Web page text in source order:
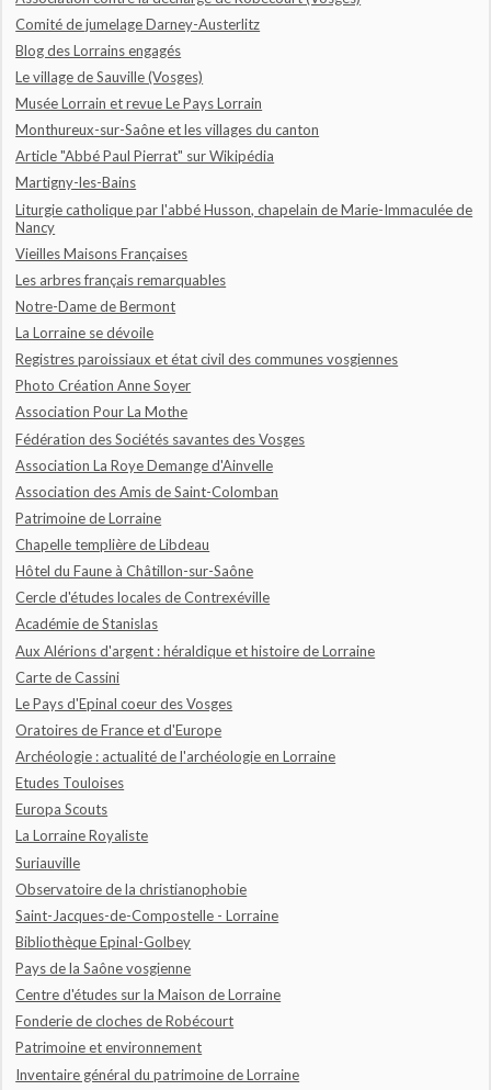
Comité de jumelage Darney-Austerlitz
Blog des Lorrains engagés
Le village de Sauville (Vosges)
Musée Lorrain et revue Le Pays Lorrain
Monthureux-sur-Saône et les villages du canton
Article "Abbé Paul Pierrat" sur Wikipédia
Martigny-les-Bains
Liturgie catholique par l'abbé Husson, chapelain de Marie-Immaculée de
Nancy
Vieilles Maisons Françaises
Les arbres français remarquables
Notre-Dame de Bermont
La Lorraine se dévoile
Registres paroissiaux et état civil des communes vosgiennes
Photo Création Anne Soyer
Association Pour La Mothe
Fédération des Sociétés savantes des Vosges
Association La Roye Demange d'Ainvelle
Association des Amis de Saint-Colomban
Patrimoine de Lorraine
Chapelle templière de Libdeau
Hôtel du Faune à Châtillon-sur-Saône
Cercle d'études locales de Contrexéville
Académie de Stanislas
Aux Alérions d'argent : héraldique et histoire de Lorraine
Carte de Cassini
Le Pays d'Epinal coeur des Vosges
Oratoires de France et d'Europe
Archéologie : actualité de l'archéologie en Lorraine
Etudes Touloises
Europa Scouts
La Lorraine Royaliste
Suriauville
Observatoire de la christianophobie
Saint-Jacques-de-Compostelle - Lorraine
Bibliothèque Epinal-Golbey
Pays de la Saône vosgienne
Centre d'études sur la Maison de Lorraine
Fonderie de cloches de Robécourt
Patrimoine et environnement
Inventaire général du patrimoine de Lorraine